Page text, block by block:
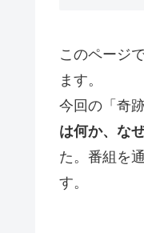
このページ
ます。
今回の「奇
は何か、な
た。番組を
す。